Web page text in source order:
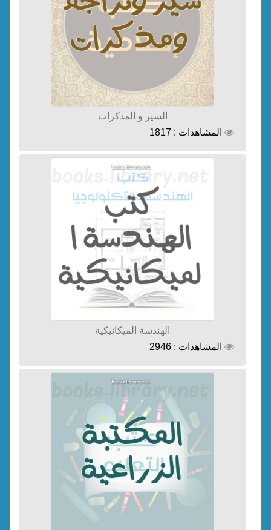
السير و المذكرات
المشاهدات : 1817
الهندسة الميكانيكية
المشاهدات : 2946